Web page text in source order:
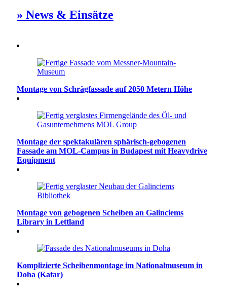
» News & Einsätze
Montage von Schrägfassade auf 2050 Metern Höhe
Montage der spektakulären sphärisch-gebogenen
Fassade am MOL-Campus in Budapest mit Heavydrive
Equipment
Montage von gebogenen Scheiben an Galinciems
Library in Lettland
Komplizierte Scheibenmontage im Nationalmuseum in
Doha (Katar)